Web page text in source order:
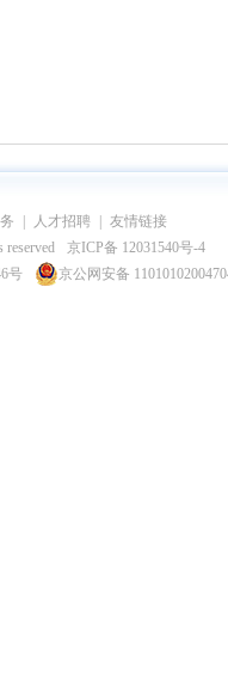
人才招聘
友情链接
京ICP备 12031540号-4
号
京公网安备